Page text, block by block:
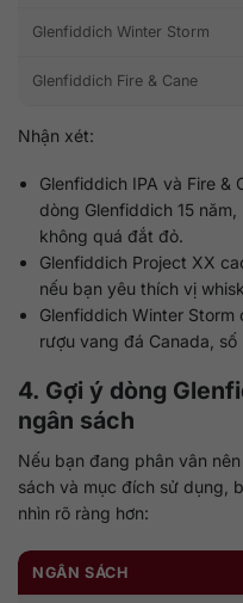
Glenfiddich Winter Storm
Glenfiddich Fire & Cane
Nhận xét:
Glenfiddich IPA và Fire
dòng Glenfiddich 15
không quá đắt đỏ.
Glenfiddich Project XX
nếu bạn yêu thích vị
Glenfiddich Winter
rượu vang đá Canada,
4. Gợi ý dòng
ngân sách
Nếu bạn đang phân vân
sách và mục đích sử dụng,
nhìn rõ ràng hơn:
NGÂN SÁCH